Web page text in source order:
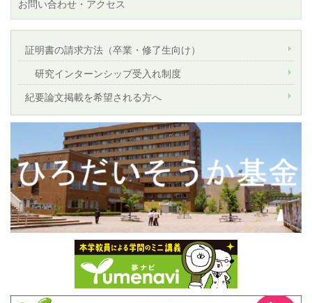
お問い合わせ・アクセス
証明書の請求方法（卒業・修了生向け）
研究インターンシップ受入れ制度
紀要論文掲載を希望される方へ